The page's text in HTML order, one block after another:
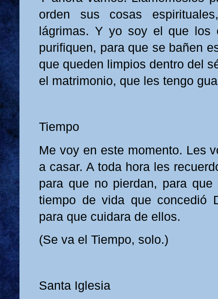
orden sus cosas
lágrimas. Y yo soy el que los
purifiquen, para que se bañen
que queden limpios dentro del
el matrimonio, que les tengo
Tiempo
Me voy en este momento. Les
a casar. A toda hora les
para que no pierdan, para
tiempo de vida que concedió
para que cuidara de ellos.
(Se va el Tiempo, solo.)
Santa Iglesia